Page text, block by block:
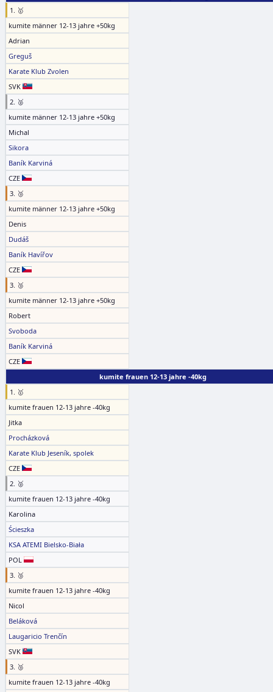
1. 🥇
kumite männer 12-13 jahre +50kg
Adrian
Greguš
Karate Klub Zvolen
SVK
2. 🥈
kumite männer 12-13 jahre +50kg
Michal
Sikora
Baník Karviná
CZE
3. 🥉
kumite männer 12-13 jahre +50kg
Denis
Dudáš
Baník Havířov
CZE
3. 🥉
kumite männer 12-13 jahre +50kg
Robert
Svoboda
Baník Karviná
CZE
kumite frauen 12-13 jahre -40kg
1. 🥇
kumite frauen 12-13 jahre -40kg
Jitka
Procházková
Karate Klub Jeseník, spolek
CZE
2. 🥈
kumite frauen 12-13 jahre -40kg
Karolina
Ścieszka
KSA ATEMI Bielsko-Biała
POL
3. 🥉
kumite frauen 12-13 jahre -40kg
Nicol
Beláková
Laugaricio Trenčín
SVK
3. 🥉
kumite frauen 12-13 jahre -40kg